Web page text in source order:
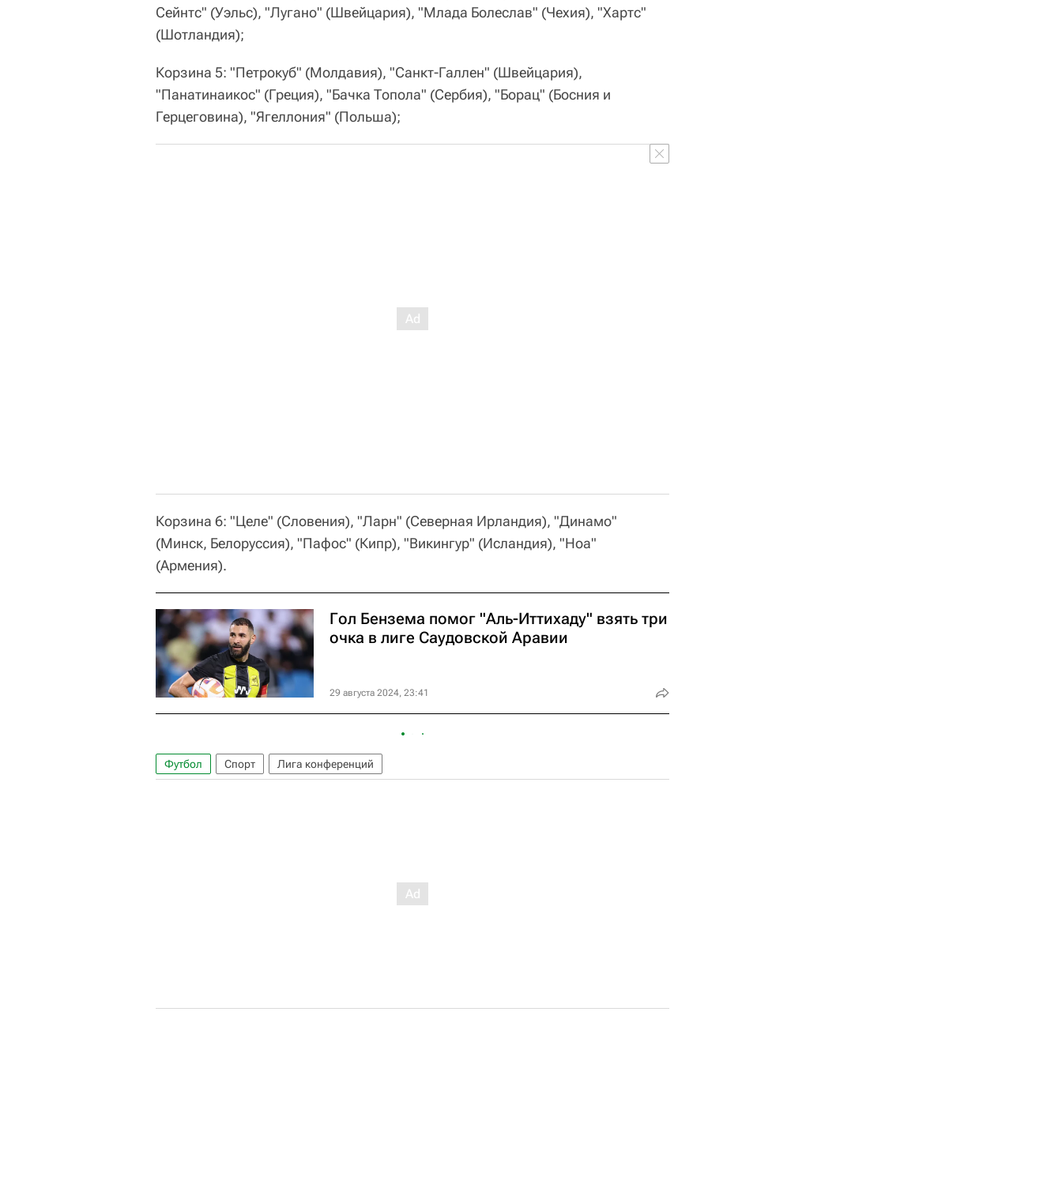
Сейнтс" (Уэльс), "Лугано" (Швейцария), "Млада Болеслав" (Чехия), "Хартс"
(Шотландия);
Корзина 5: "Петрокуб" (Молдавия), "Санкт-Галлен" (Швейцария),
"Панатинаикос" (Греция), "Бачка Топола" (Сербия), "Борац" (Босния и
Герцеговина), "Ягеллония" (Польша);
Корзина 6: "Целе" (Словения), "Ларн" (Северная Ирландия), "Динамо"
(Минск, Белоруссия), "Пафос" (Кипр), "Викингур" (Исландия), "Ноа"
(Армения).
Гол Бензема помог "Аль-Иттихаду" взять три
очка в лиге Саудовской Аравии
29 августа 2024, 23:41
Футбол Спорт Лига конференций